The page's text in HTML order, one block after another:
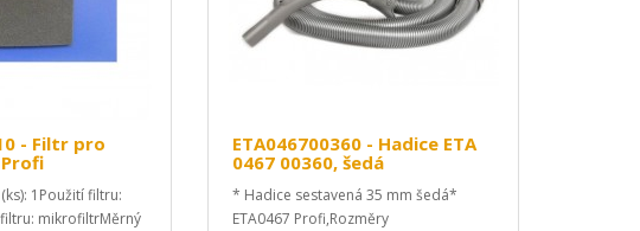
- Filtr pro
1Použití filtru:
mikrofiltrMěrný
ETA046700360 - Hadice ETA
0467 00360, šedá
* Hadice sestavená 35 mm šedá*
ETA0467 Profi,Rozměry